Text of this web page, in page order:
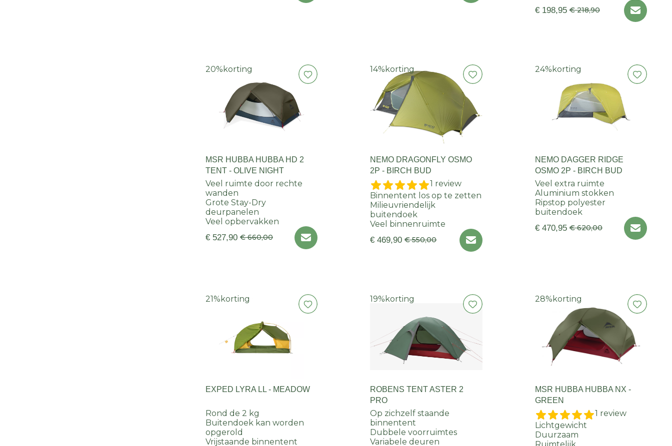
€ 198,95 € 218,90
20% korting
MSR HUBBA HUBBA HD 2
TENT - OLIVE NIGHT
Veel ruimte door rechte
wanden
Grote Stay-Dry
deurpanelen
Veel opbervakken
€ 527,90 € 660,00
14% korting
NEMO DRAGONFLY OSMO
2P - BIRCH BUD
1 review
Binnentent los op te zetten
Milieuvriendelijk
buitendoek
Veel binnenruimte
€ 469,90 € 550,00
24% korting
NEMO DAGGER RIDGE
OSMO 2P - BIRCH BUD
Veel extra ruimte
Aluminium stokken
Ripstop polyester
buitendoek
€ 470,95 € 620,00
21% korting
EXPED LYRA LL - MEADOW
Rond de 2 kg
Buitendoek kan worden
opgerold
Vrijstaande binnentent
19% korting
ROBENS TENT ASTER 2
PRO
Op zichzelf staande
binnentent
Dubbele voorruimtes
Variabele deuren
28% korting
MSR HUBBA HUBBA NX -
GREEN
1 review
Lichtgewicht
Duurzaam